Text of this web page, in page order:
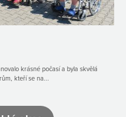
krásné počasí a byla skvělá
kteří se na...